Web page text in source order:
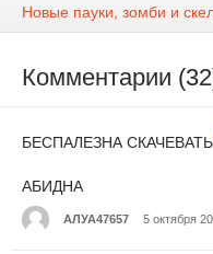
Новые пауки, зомби и
Комментарии
БЕСПАЛЕЗНА СКАЧЕВАТЬ
АБИДНА
АЛУА47657 5 октября